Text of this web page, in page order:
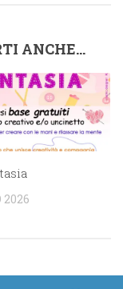
ANCHE...
2026